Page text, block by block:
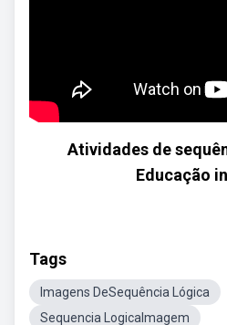
Atividades de
Educação
Tags
Imagens DeSequência Lógica
Sequencia LogicaImagem